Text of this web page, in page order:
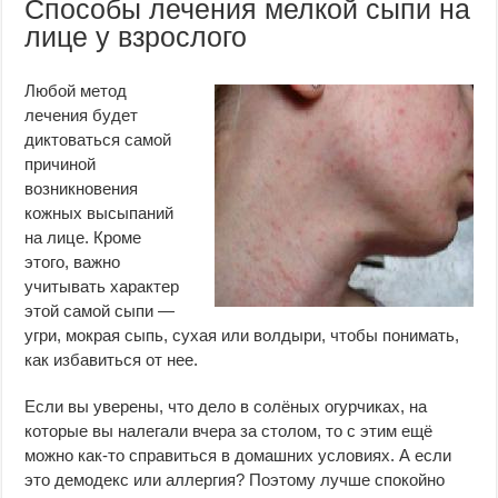
Способы лечения мелкой сыпи на
лице у взрослого
Любой метод
лечения будет
диктоваться самой
причиной
возникновения
кожных высыпаний
на лице. Кроме
этого, важно
учитывать характер
этой самой сыпи —
угри, мокрая сыпь, сухая или волдыри, чтобы понимать,
как избавиться от нее.
Если вы уверены, что дело в солёных огурчиках, на
которые вы налегали вчера за столом, то с этим ещё
можно как-то справиться в домашних условиях. А если
это демодекс или аллергия? Поэтому лучше спокойно